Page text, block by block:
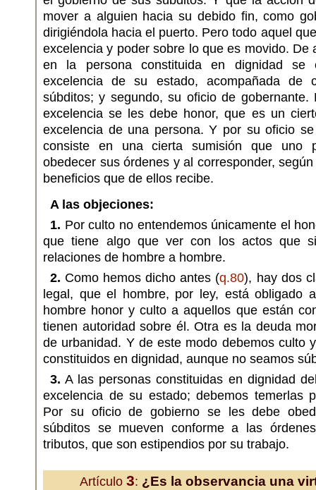
mover a alguien hacia su debido fin, como
dirigiéndola hacia el puerto. Pero todo aquel
excelencia y poder sobre lo que es movido. De
en la persona constituida en dignidad se
excelencia de su estado, acompañada de
súbditos; y segundo, su oficio de
excelencia se les debe honor, que es un
excelencia de una persona. Y por su oficio
consiste en una cierta sumisión que uno
obedecer sus órdenes y al corresponder,
beneficios que de ellos recibe.
A las objeciones:
1. Por culto no entendemos únicamente el
que tiene algo que ver con los actos que
relaciones de hombre a hombre.
2. Como hemos dicho antes (q.80), hay dos
legal, que el hombre, por ley, está obligado
hombre honor y culto a aquellos que están
tienen autoridad sobre él. Otra es la deuda
de urbanidad. Y de este modo debemos culto
constituidos en dignidad, aunque no seamos
3. A las personas constituidas en dignidad
excelencia de su estado; debemos temerlas
Por su oficio de gobierno se les debe
súbditos se mueven conforme a las
tributos, que son estipendios por su trabajo.
Artículo 3: ¿Es la observancia una